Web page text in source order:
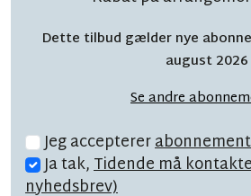
Dette tilbud gælder nye
august 2026
Se andre
Jeg accepterer
Ja tak,Tidende må
nyhedsbrev)
'Vi er
båret'